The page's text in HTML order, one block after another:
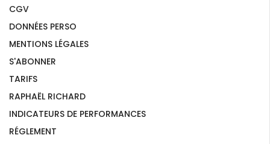
CGV
DONNÉES PERSO
MENTIONS LÉGALES
S'ABONNER
TARIFS
RAPHAËL RICHARD
INDICATEURS DE PERFORMANCES
RÉGLEMENT